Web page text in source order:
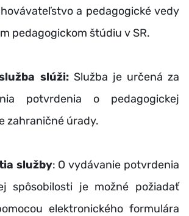
a pedagogické vedy
pedagogickom štúdiu v SR.
slúži: Služba je určená za
potvrdenia o pedagogickej
zahraničné úrady.
služby: O vydávanie potvrdenia
spôsobilosti je možné požiadať
elektronického formulára